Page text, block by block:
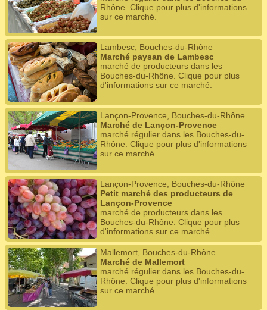
Rhône. Clique pour plus d'informations
sur ce marché.
Lambesc, Bouches-du-Rhône
Marché paysan de Lambesc
marché de producteurs dans les
Bouches-du-Rhône. Clique pour plus
d'informations sur ce marché.
Lançon-Provence, Bouches-du-Rhône
Marché de Lançon-Provence
marché régulier dans les Bouches-du-
Rhône. Clique pour plus d'informations
sur ce marché.
Lançon-Provence, Bouches-du-Rhône
Petit marché des producteurs de
Lançon-Provence
marché de producteurs dans les
Bouches-du-Rhône. Clique pour plus
d'informations sur ce marché.
Mallemort, Bouches-du-Rhône
Marché de Mallemort
marché régulier dans les Bouches-du-
Rhône. Clique pour plus d'informations
sur ce marché.